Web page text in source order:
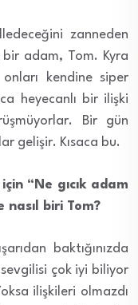
zanneden
adam, Tom. Kyra
onları kendine siper
heyecanlı bir ilişki
Bir gün
gelişir. Kısaca bu.
“Ne gıcık adam
nasıl biri Tom?
baktığınızda
çok iyi biliyor
ilişkileri olmazdı